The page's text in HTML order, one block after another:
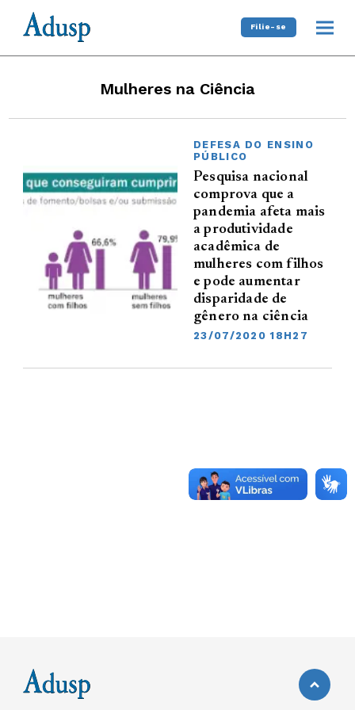
Filie-se
Mulheres na Ciência
DEFESA DO ENSINO
PÚBLICO
Pesquisa nacional
comprova que a
pandemia afeta mais
a produtividade
acadêmica de
mulheres com filhos
e pode aumentar
disparidade de
gênero na ciência
23/07/2020 18H27